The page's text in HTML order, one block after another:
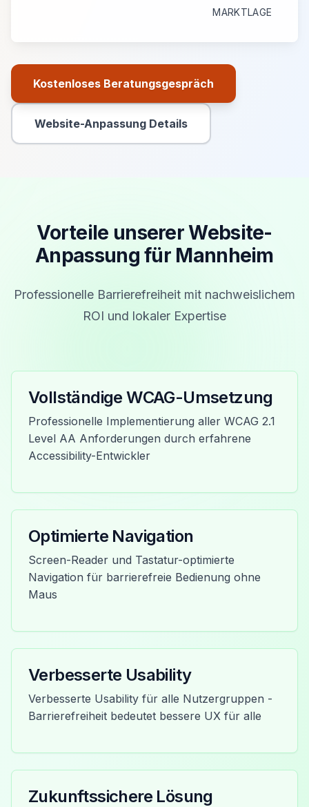
MARKTLAGE
Kostenloses Beratungsgespräch
Primäre Aktion
Website-Anpassung Details
Sekundäre Aktion
Vorteile unserer Website-
Anpassung für Mannheim
Professionelle Barrierefreiheit mit nachweislichem
ROI und lokaler Expertise
Vollständige WCAG-Umsetzung
Professionelle Implementierung aller WCAG 2.1
Level AA Anforderungen durch erfahrene
Accessibility-Entwickler
Optimierte Navigation
Screen-Reader und Tastatur-optimierte
Navigation für barrierefreie Bedienung ohne
Maus
Verbesserte Usability
Verbesserte Usability für alle Nutzergruppen -
Barrierefreiheit bedeutet bessere UX für alle
Zukunftssichere Lösung